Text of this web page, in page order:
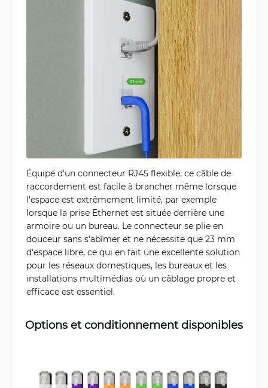
Équipé d'un connecteur RJ45 flexible, ce câble de
raccordement est facile à brancher même lorsque
l'espace est extrêmement limité, par exemple
lorsque la prise Ethernet est située derrière une
armoire ou un bureau. Le connecteur se plie en
douceur sans s'abîmer et ne nécessite que 23 mm
d'espace libre, ce qui en fait une excellente solution
pour les réseaux domestiques, les bureaux et les
installations multimédias où un câblage propre et
efficace est essentiel.
Options et conditionnement disponibles